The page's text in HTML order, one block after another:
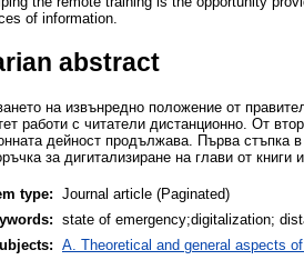
of information.
abstract
на извънредно положение от
работи с читатели дистанционно. От
дейност продължава. Първа стъпка
за дигитализиране на глави от
type:
Journal article (Paginated)
state of emergency;digitalization;
A. Theoretical and general aspects